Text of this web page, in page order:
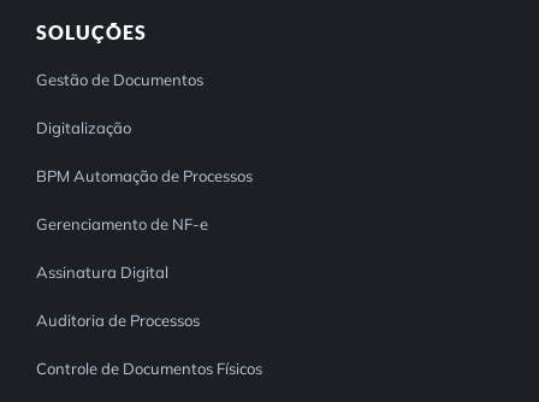
SOLUÇÕES
Gestão de Documentos
Digitalização
BPM Automação de Processos
Gerenciamento de NF-e
Assinatura Digital
Auditoria de Processos
Controle de Documentos Físicos